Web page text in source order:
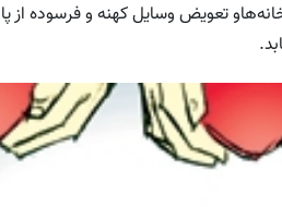
تعویض وسایل کهنه و فرسوده از
؛